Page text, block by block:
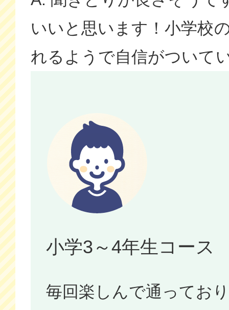
いいと思います！小学校
れるようで自信がついて
小学3～4年生コース
毎回楽しんで通ってお